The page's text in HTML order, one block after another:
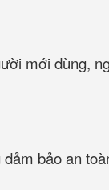
mới dùng,
bảo an